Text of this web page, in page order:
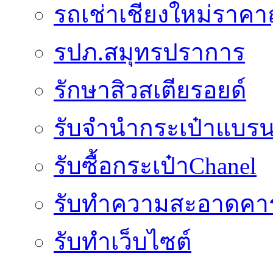
รถเช่าเชียงใหม่ราค
รปภ.สมุทรปราการ
รักษาสิวสเตียรอยด์
รับจำนำกระเป๋าแบร
รับซื้อกระเป๋าChanel
รับทำความสะอาดค
รับทําเว็บไซต์